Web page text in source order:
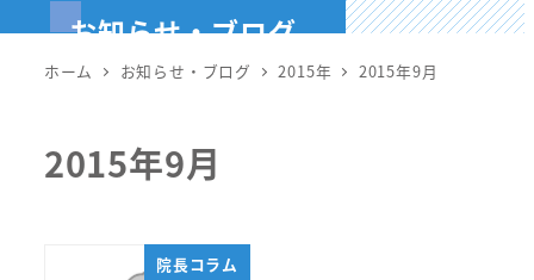
へ
お知らせ・ブログ
ホーム お知らせ・ブログ 2015年 2015年9月
2015年9月
院長コラム